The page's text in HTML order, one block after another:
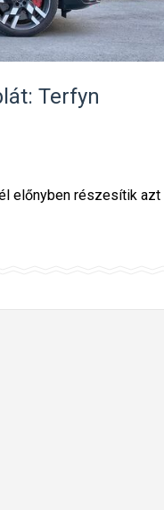
Terfyn
előnyben részesítik azt